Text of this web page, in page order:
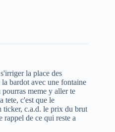
la place des
bardot avec une fontaine
meme y aller te
tete, c'est que le
ticker, c.a.d. le prix du brut
de ce qui reste a